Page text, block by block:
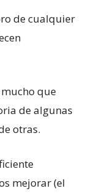
de cualquier
que
de algunas
otras.
mejorar (el